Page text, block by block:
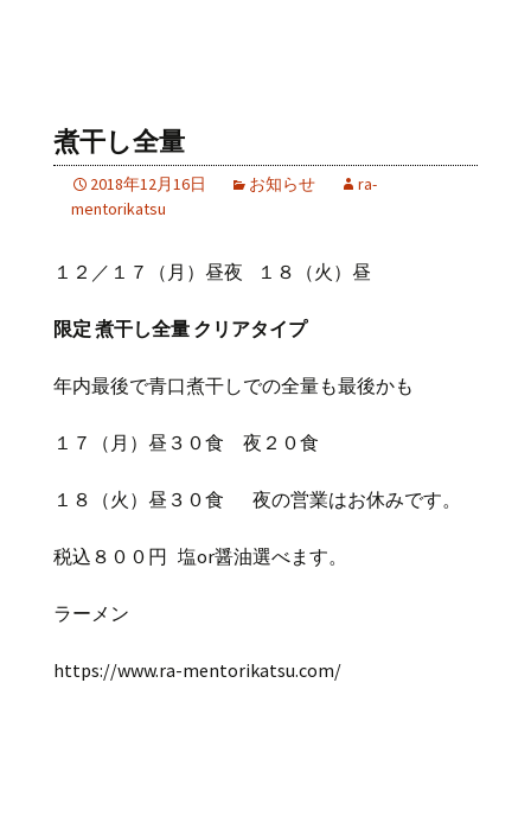
煮干し全量
2018年12月16日 お知らせ
ra-
mentorikatsu
１２／１７（月）昼夜 １８（火）昼
限定 煮干し全量 クリアタイプ
年内最後で青口煮干しでの全量も最後かも
１７（月）昼３０食 夜２０食
１８（火）昼３０食 夜の営業はお休みです。
税込８００円 塩or醤油選べます。
ラーメン
https://www.ra-mentorikatsu.com/